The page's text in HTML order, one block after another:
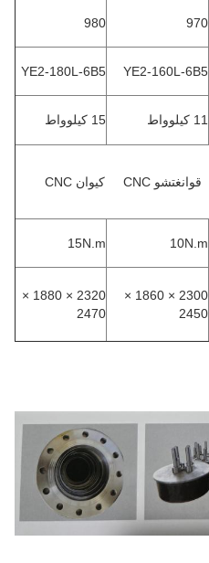
970
980
YE2-160L-6B5
YE2-180L-6B5
11 كيلوواط 15 كيلوواط
قوانغتشو CNC كيوان CNC
10N.m
15N.m
2300 × 1860 ×
2450
2320 × 1880 ×
2470